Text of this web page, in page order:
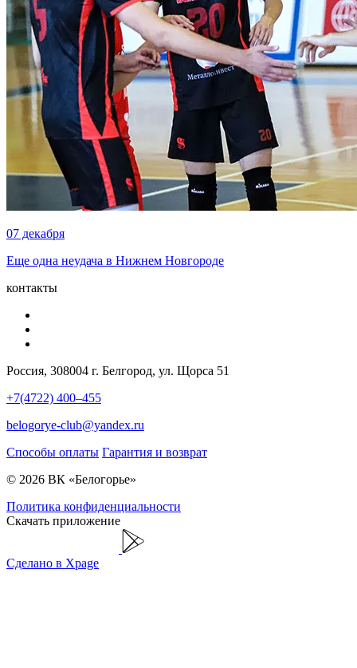
07 декабря
Еще одна неудача в Нижнем Новгороде
контакты
Россия, 308004 г. Белгород, ул. Щорса 51
+7(4722) 400–455
belogorye-club@yandex.ru
Способы оплаты Гарантия и возврат
© 2026 ВК «Белогорье»
Политика конфиденциальности
Скачать приложение
Сделано в Xpage